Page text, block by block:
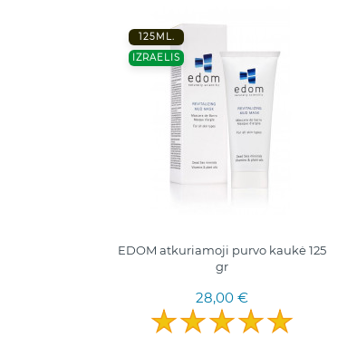
125ML.
IZRAELIS
EDOM atkuriamoji purvo kaukė 125
gr
28,00 €